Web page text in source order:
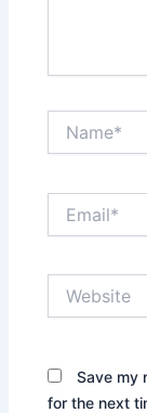
Save my
for the next